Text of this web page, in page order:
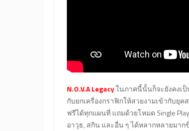
N.O.V.A Legacyในภาคนี้นั้นก็จะยังคงเ
กับยกเครื่องกราฟิกให้สวยงามเข้ากับยุ
ฟรีได้ทุกแผนที่ แถมด้วยโหมด Single
อาวุธ, สกิน และอื่น ๆ ได้หลากหลายมาก